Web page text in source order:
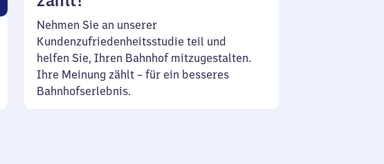
Nehmen Sie an unserer
Kundenzufriedenheitsstudie teil und
helfen Sie, Ihren Bahnhof mitzugestalten.
Ihre Meinung zählt – für ein besseres
Bahnhofserlebnis.